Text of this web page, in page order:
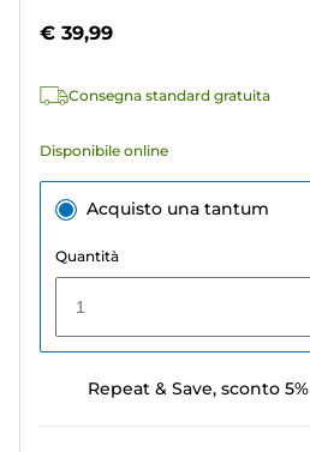
314
colori
€ 39,99
Consegna standard gratuita
Disponibile online
Acquisto una tantum
Quantità
1
Repeat & Save, sconto 5%